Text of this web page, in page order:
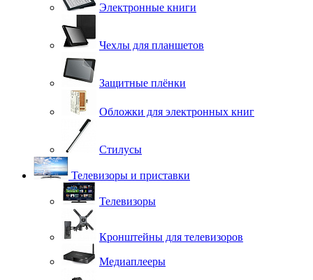
Электронные книги
Чехлы для планшетов
Защитные плёнки
Обложки для электронных книг
Стилусы
Телевизоры и приставки
Телевизоры
Кронштейны для телевизоров
Медиаплееры